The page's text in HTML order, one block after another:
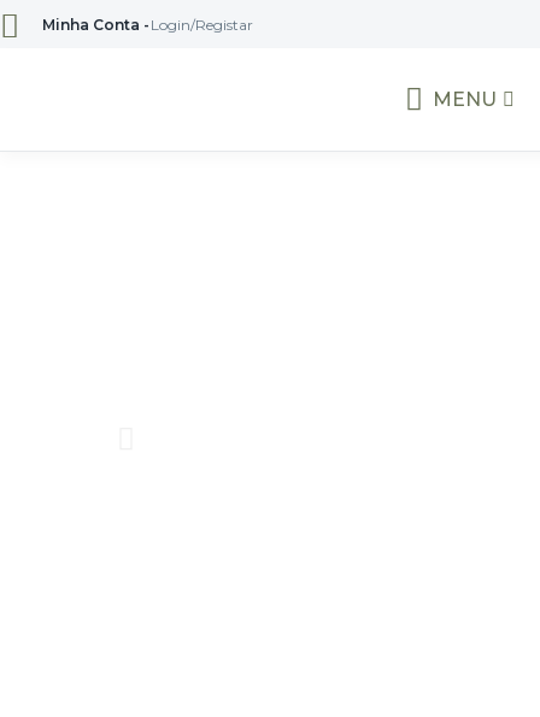
Minha Conta - Login/Registar
MENU